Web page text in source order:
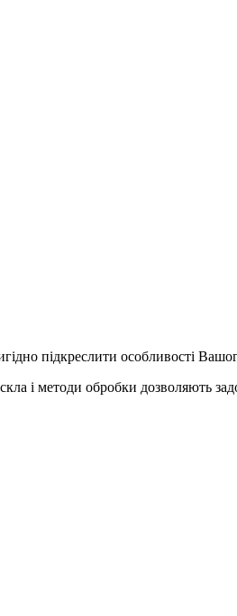
підкреслити особливості
і методи обробки дозволяють